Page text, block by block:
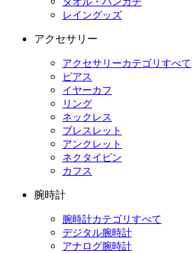
レイングッズ
アクセサリー
アクセサリーカテゴリすべて
ピアス
イヤーカフ
リング
ネックレス
ブレスレット
アンクレット
ネクタイピン
カフス
腕時計
腕時計カテゴリすべて
デジタル腕時計
アナログ腕時計